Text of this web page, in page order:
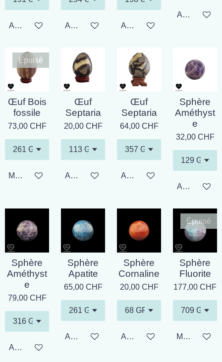
Ajouter au panierAjouter au panierAjouter au panier
Ajouter au
Épuisé
Œuf Bois
fossile
73,00 CHF
M'avertir si disponible
Œuf
Septaria
20,00 CHF
Ajouter au panier
Œuf
Septaria
64,00 CHF
Ajouter au panier
Sphère
Améthyst
e
32,00 CHF
Ajouter au
Sphère
Améthyst
e
79,00 CHF
Ajouter au panier
Sphère
Apatite
65,00 CHF
Ajouter au panier
Sphère
Cornaline
20,00 CHF
Ajouter au panier
Épuisé
Sphère
Fluorite
177,00 CHF
M'avertir si